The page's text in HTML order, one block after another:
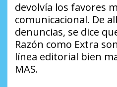
devolvía los favores
comunicacional. De
denuncias, se dice
Razón como Extra
línea editorial bien
MAS.